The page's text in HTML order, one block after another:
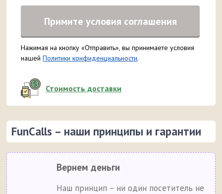
Примите условия соглашения
Нажимая на кнопку «Отправить», вы принимаете условия
нашейПолитики конфиденциальности.
Стоимость доставки
FunCalls – наши принципы и гарантии
Вернем деньги
Наш принцип – ни один посетитель не